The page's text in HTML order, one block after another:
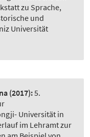
zu Sprache,
und
Universität
(2017):5.
Universität in
im Lehramt zur